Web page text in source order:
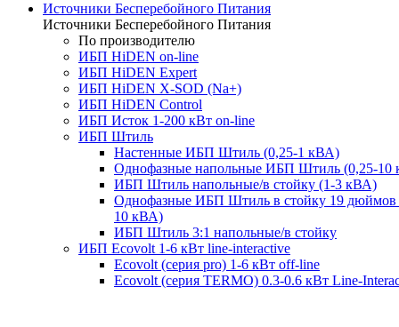
Источники Бесперебойного Питания
Источники Бесперебойного Питания
По производителю
ИБП HiDEN on-line
ИБП HiDEN Expert
ИБП HiDEN X-SOD (Na+)
ИБП HiDEN Control
ИБП Исток 1-200 кВт on-line
ИБП Штиль
Настенные ИБП Штиль (0,25-1 кВА)
Однофазные напольные ИБП Штиль (0,25-10
ИБП Штиль напольные/в стойку (1-3 кВА)
Однофазные ИБП Штиль в стойку 19 дюймов
10 кВА)
ИБП Штиль 3:1 напольные/в стойку
ИБП Ecovolt 1-6 кВт line-interactive
Ecovolt (серия pro) 1-6 кВт off-line
Ecovolt (серия TERMO) 0.3-0.6 кВт Line-